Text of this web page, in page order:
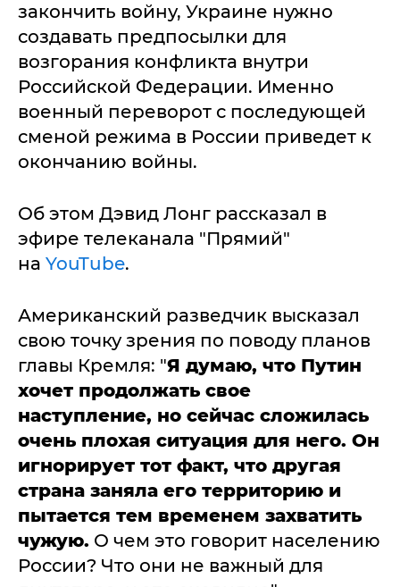
закончить войну, Украине нужно
создавать предпосылки для
возгорания конфликта внутри
Российской Федерации. Именно
военный переворот с последующей
сменой режима в России приведет к
окончанию войны.
Об этом Дэвид Лонг рассказал в
эфире телеканала "Прямий"
на YouTube.
Американский разведчик высказал
свою точку зрения по поводу планов
главы Кремля: "Я думаю, что Путин
хочет продолжать свое
наступление, но сейчас сложилась
очень плохая ситуация для него. Он
игнорирует тот факт, что другая
страна заняла его территорию и
пытается тем временем захватить
чужую. О чем это говорит населению
России? Что они не важный для